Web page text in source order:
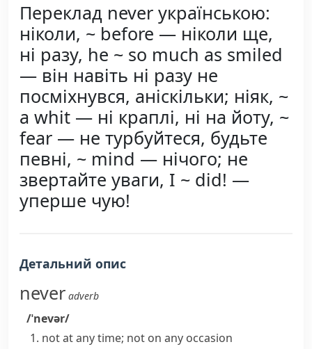
Переклад never українською:
ніколи, ~ before — ніколи ще,
ні разу, he ~ so much as smiled
— він навіть ні разу не
посміхнувся, аніскільки; ніяк, ~
a whit — ні краплі, ні на йоту, ~
fear — не турбуйтеся, будьте
певні, ~ mind — нічого; не
звертайте уваги, I ~ did! —
уперше чую!
Детальний опис
never adverb
/ˈnevər/
not at any time; not on any occasion